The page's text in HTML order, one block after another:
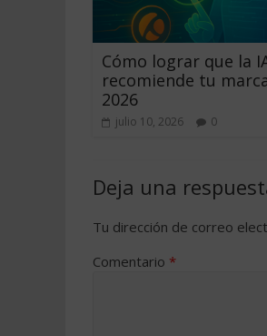
Cómo lograr que la
recomiende tu
2026
julio 10, 2026 0
Deja una
Tu dirección de correo
Comentario *